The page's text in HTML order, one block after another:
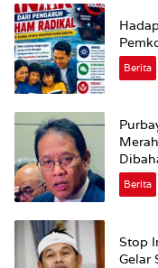
Berita
Berita
Stop
Gelar